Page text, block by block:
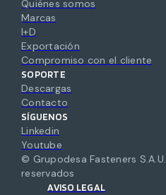
Quiénes somos
Marcas
I+D
Exportación
Compromiso con el cliente
SOPORTE
Descargas
Contacto
SÍGUENOS
Linkedin
Youtube
© Grupodesa Fasteners S.A.U.
reservados
AVISO LEGAL